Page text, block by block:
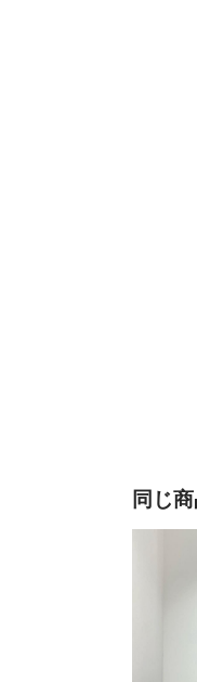
同じ